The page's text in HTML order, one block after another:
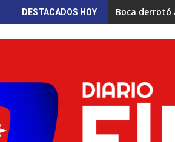
DESTACADOS HOY Boca derrotó